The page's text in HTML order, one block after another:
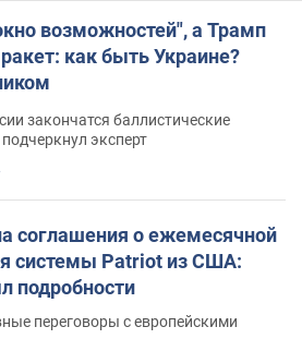
возможностей", а Трамп
как быть Украине?
закончатся баллистические
эксперт
соглашения о ежемесячной
системы Patriot из США:
подробности
переговоры с европейскими